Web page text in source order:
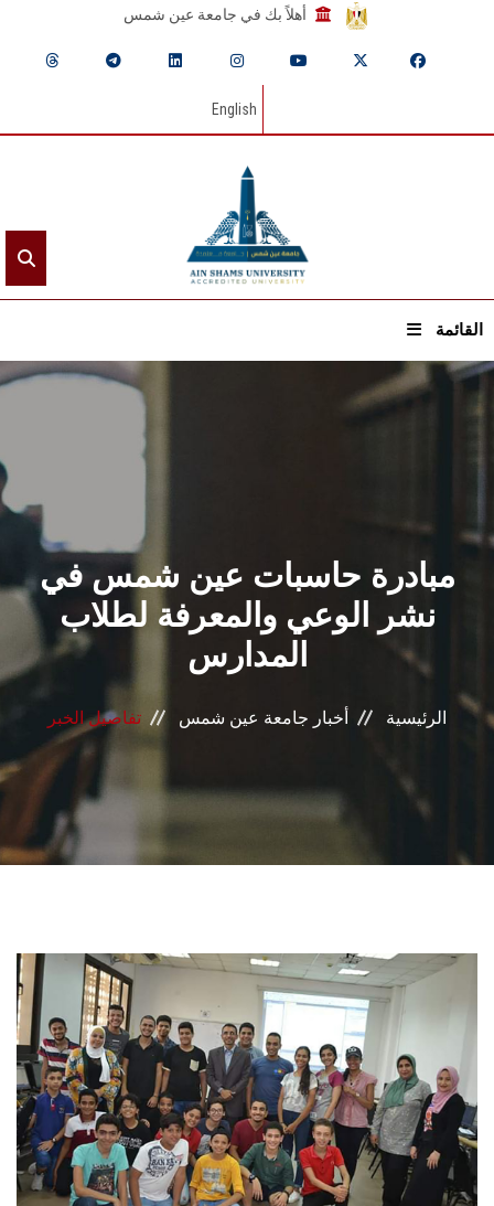
أهلاً بك في جامعة عين شمس
English
القائمة
الرئيسيـة
القطاعـات
الشئون الأكاديمية
البحث العلمي
المراكز والوحدات
الأنظمة الذكية
الطلاب
هيئة التدريس
الدراسات العليا
الخريجين
مبادرة حاسبات عين شمس في
نشر الوعي والمعرفة لطلاب
المدارس
الرئيسية أخبار جامعة عين شمس تفاصيل الخبر